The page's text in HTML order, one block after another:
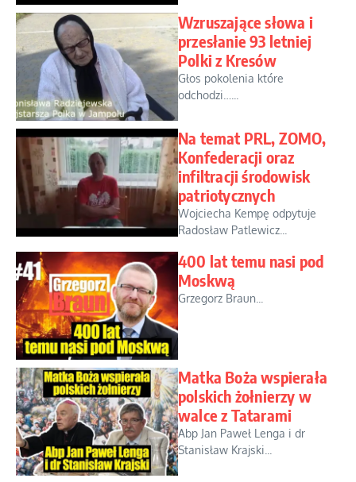
Wzruszające słowa i
przesłanie 93 letniej
Polki z Kresów
Głos pokolenia które
odchodzi…...
Na temat PRL, ZOMO,
Konfederacji oraz
infiltracji środowisk
patriotycznych
Wojciecha Kempę odpytuje
Radosław Patlewicz...
400 lat temu nasi pod
Moskwą
Grzegorz Braun...
Matka Boża wspierała
polskich żołnierzy w
walce z Tatarami
Abp Jan Paweł Lenga i dr
Stanisław Krajski...